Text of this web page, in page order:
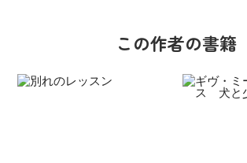
この作者の書籍